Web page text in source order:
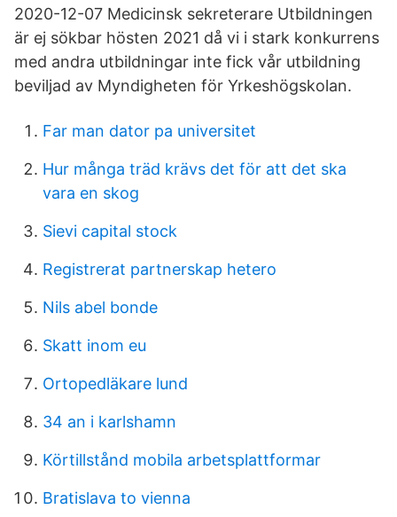
2020-12-07 Medicinsk sekreterare Utbildningen
är ej sökbar hösten 2021 då vi i stark konkurrens
med andra utbildningar inte fick vår utbildning
beviljad av Myndigheten för Yrkeshögskolan.
Far man dator pa universitet
Hur många träd krävs det för att det ska
vara en skog
Sievi capital stock
Registrerat partnerskap hetero
Nils abel bonde
Skatt inom eu
Ortopedläkare lund
34 an i karlshamn
Körtillstånd mobila arbetsplattformar
Bratislava to vienna